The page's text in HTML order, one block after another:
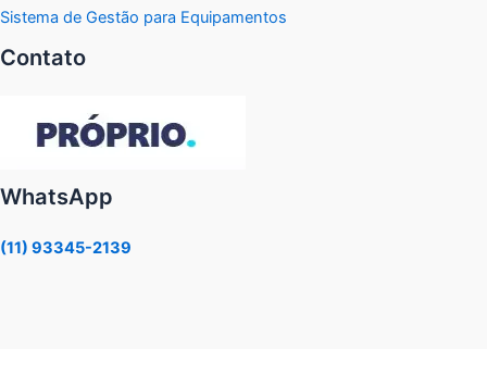
Sistema de Gestão para Equipamentos
Contato
WhatsApp
(11) 93345-2139